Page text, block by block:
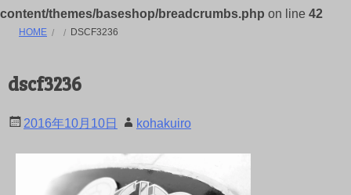
content/themes/baseshop/breadcrumbs.php on line 42
HOME DSCF3236
dscf3236
2016年10月10日 kohakuiro